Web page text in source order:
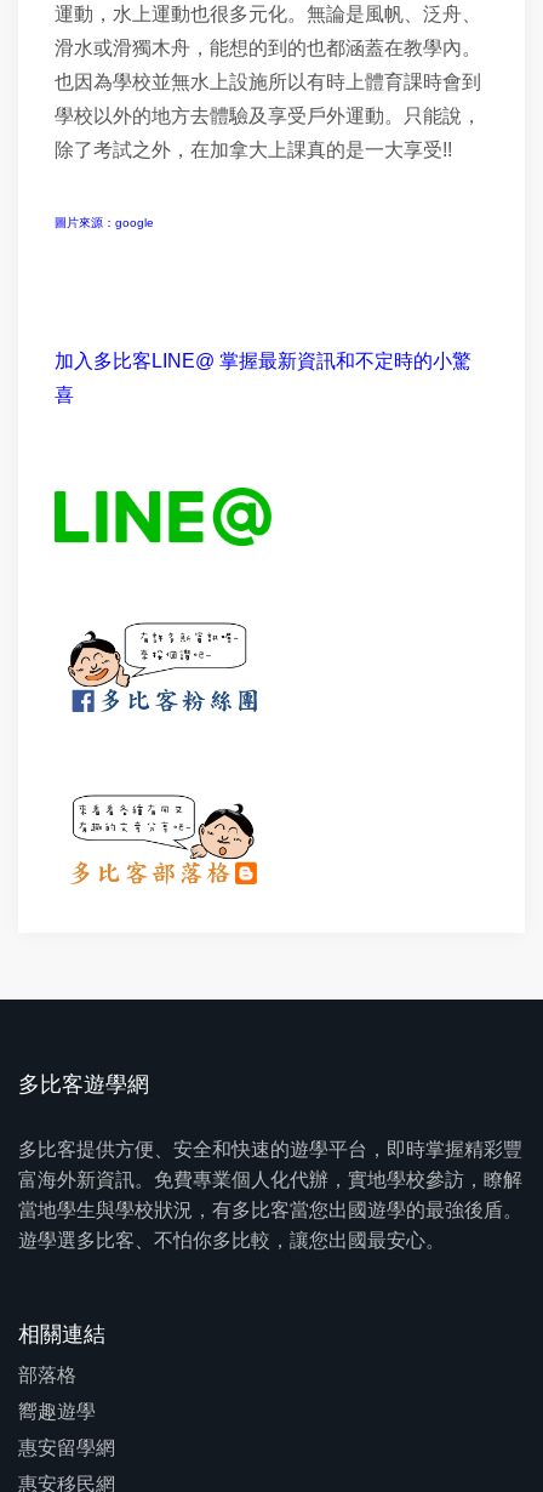
運動，水上運動也很多元化。無論是風帆、泛舟、
滑水或滑獨木舟，能想的到的也都涵蓋在教學內。
也因為學校並無水上設施所以有時上體育課時會到
學校以外的地方去體驗及享受戶外運動。只能說，
除了考試之外，在加拿大上課真的是一大享受!!
圖片來源：google
加入多比客LINE@ 掌握最新資訊和不定時的小驚
喜
多比客遊學網
多比客提供方便、安全和快速的遊學平台，即時掌握精彩豐
富海外新資訊。免費專業個人化代辦，實地學校參訪，瞭解
當地學生與學校狀況，有多比客當您出國遊學的最強後盾。
遊學選多比客、不怕你多比較，讓您出國最安心。
相關連結
部落格
嚮趣遊學
惠安留學網
惠安移民網